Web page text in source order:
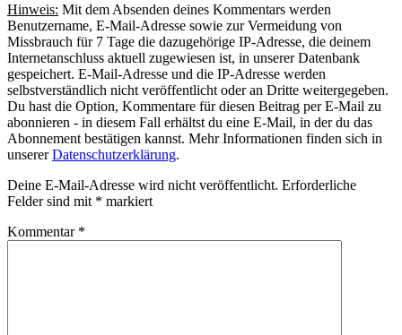
Hinweis: Mit dem Absenden deines Kommentars werden
Benutzername, E-Mail-Adresse sowie zur Vermeidung von
Missbrauch für 7 Tage die dazugehörige IP-Adresse, die deinem
Internetanschluss aktuell zugewiesen ist, in unserer Datenbank
gespeichert. E-Mail-Adresse und die IP-Adresse werden
selbstverständlich nicht veröffentlicht oder an Dritte weitergegeben.
Du hast die Option, Kommentare für diesen Beitrag per E-Mail zu
abonnieren - in diesem Fall erhältst du eine E-Mail, in der du das
Abonnement bestätigen kannst. Mehr Informationen finden sich in
unsererDatenschutzerklärung.
Deine E-Mail-Adresse wird nicht veröffentlicht. Erforderliche
Felder sind mit * markiert
Kommentar *